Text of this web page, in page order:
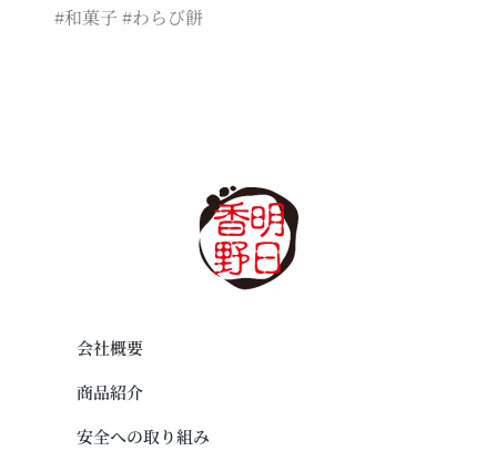
#和菓子 #わらび餅
会社概要
商品紹介
安全への取り組み